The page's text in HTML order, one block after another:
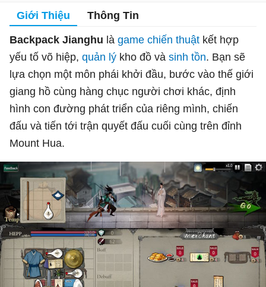
Giới Thiệu Thông Tin
Backpack Jianghu là game chiến thuật kết hợp
yếu tố võ hiệp, quản lý kho đồ và sinh tồn. Bạn sẽ
lựa chọn một môn phái khởi đầu, bước vào thế giới
giang hồ cùng hàng chục người chơi khác, định
hình con đường phát triển của riêng mình, chiến
đấu và tiến tới trận quyết đấu cuối cùng trên đỉnh
Mount Hua.